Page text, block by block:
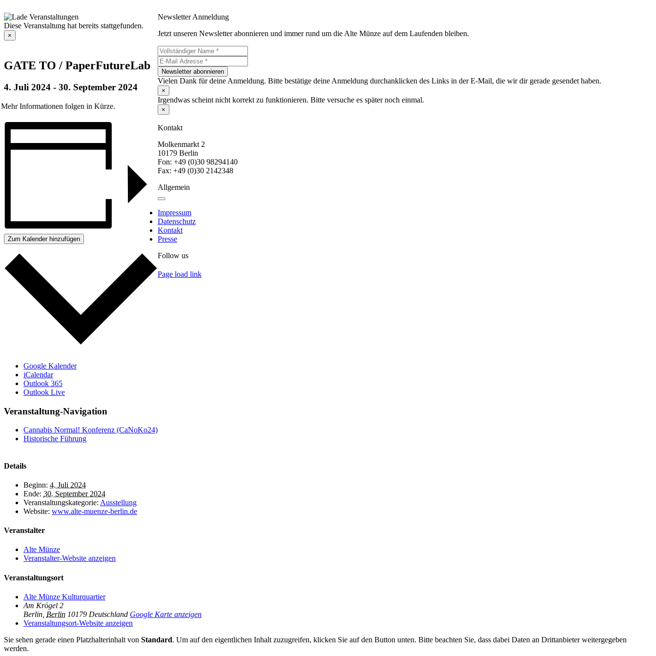
Inhalt
springen
Diese Veranstaltung hat bereits stattgefunden.
×
GATE TO / PaperFutureLab
4. Juli 2024 - 30. September 2024
Mehr Informationen folgen in Kürze.
Zum Kalender hinzufügen
Google Kalender
iCalendar
Outlook 365
Outlook Live
Veranstaltung-Navigation
Cannabis Normal! Konferenz (CaNoKo24)
Historische Führung
Details
Beginn: 4. Juli 2024
Ende: 30. September 2024
Veranstaltungskategorie: Ausstellung
Website: www.alte-muenze-berlin.de
Veranstalter
Alte Münze
Veranstalter-Website anzeigen
Veranstaltungsort
Alte Münze Kulturquartier
Am Krögel 2
Berlin Berlin 10179 Deutschland Google Karte anzeigen
Veranstaltungsort-Website anzeigen
Sie sehen gerade einen Platzhalterinhalt von Standard. Um auf den eigentlichen Inhalt zuzugreifen, klicken Sie auf den Button unten. Bitte beachten Sie, dass dabei Daten an Drittanbieter weitergegeben
werden.
Newsletter Anmeldung
Jetzt unseren Newsletter abonnieren und immer rund um die Alte Münze auf dem Laufenden bleiben.
Newsletter abonnieren
Vielen Dank für deine Anmeldung. Bitte bestätige deine Anmeldung durchanklicken des Links in der E-Mail, die wir dir gerade gesendet haben.
×
Irgendwas scheint nicht korrekt zu funktionieren. Bitte versuche es später noch einmal.
×
Kontakt
Molkenmarkt 2
10179 Berlin
Fon: +49 (0)30 98294140
Fax: +49 (0)30 2142348
Allgemein
Toggle
Impressum
Datenschutz
Kontakt
Presse
Follow us
Page load link